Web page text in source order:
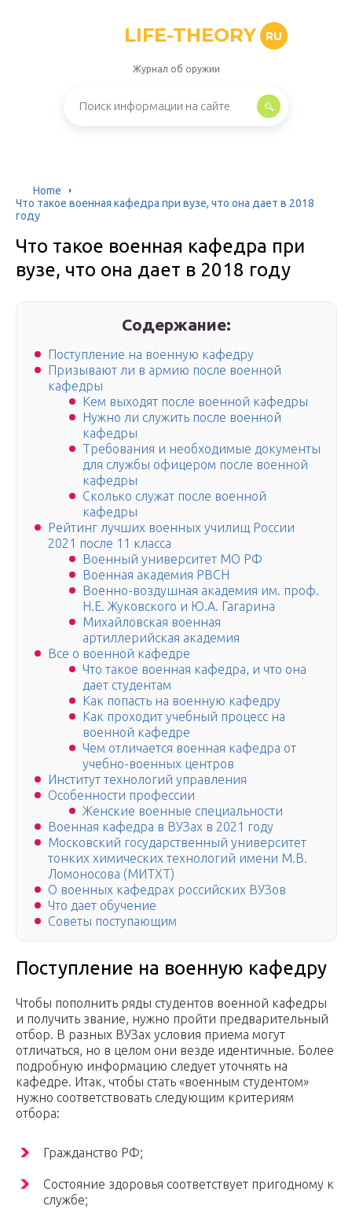
LIFE-THEORY RU
Журнал об оружии
Home
Что такое военная кафедра при вузе, что она дает в 2018
году
Что такое военная кафедра при
вузе, что она дает в 2018 году
Содержание:
Поступление на военную кафедру
Призывают ли в армию после военной
кафедры
Кем выходят после военной кафедры
Нужно ли служить после военной
кафедры
Требования и необходимые документы
для службы офицером после военной
кафедры
Сколько служат после военной
кафедры
Рейтинг лучших военных училищ России
2021 после 11 класса
Военный университет МО РФ
Военная академия РВСН
Военно-воздушная академия им. проф.
Н.Е. Жуковского и Ю.А. Гагарина
Михайловская военная
артиллерийская академия
Все о военной кафедре
Что такое военная кафедра, и что она
дает студентам
Как попасть на военную кафедру
Как проходит учебный процесс на
военной кафедре
Чем отличается военная кафедра от
учебно-военных центров
Институт технологий управления
Особенности профессии
Женские военные специальности
Военная кафедра в ВУЗах в 2021 году
Московский государственный университет
тонких химических технологий имени М.В.
Ломоносова (МИТХТ)
О военных кафедрах российских ВУЗов
Что дает обучение
Советы поступающим
Поступление на военную кафедру
Чтобы пополнить ряды студентов военной кафедры
и получить звание, нужно пройти предварительный
отбор. В разных ВУЗах условия приема могут
отличаться, но в целом они везде идентичные. Более
подробную информацию следует уточнять на
кафедре. Итак, чтобы стать «военным студентом»
нужно соответствовать следующим критериям
отбора:
Гражданство РФ;
Состояние здоровья соответствует пригодному к
службе;